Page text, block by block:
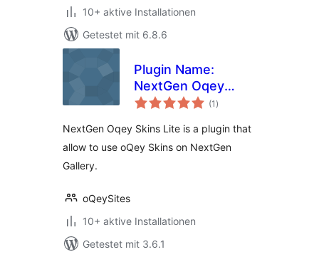
10+ aktive Installationen
Getestet mit 6.8.6
Plugin Name:
NextGen Oqey
Skins Lite
(1 Bewertungen
insgesamt
)
NextGen Oqey Skins Lite is a plugin that
allow to use oQey Skins on NextGen
Gallery.
oQeySites
10+ aktive Installationen
Getestet mit 3.6.1